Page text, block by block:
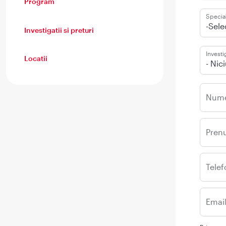
Investigatii si preturi
Locatii
-
-
Email